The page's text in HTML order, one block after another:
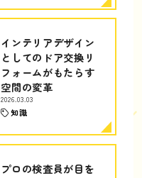
インテリアデザイン
としてのドア交換リ
フォームがもたらす
空間の変革
2026.03.03
知識
プロの検査員が目を